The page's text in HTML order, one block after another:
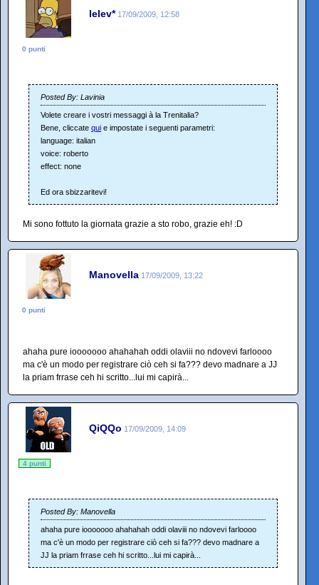
lelev* 17/09/2009, 12:58
0 punti
Posted By: Lavinia
Volete creare i vostri messaggi à la Trenitalia?
Bene, cliccate qui e impostate i seguenti parametri:
language: italian
voice: roberto
effect: none
Ed ora sbizzaritevi!
Mi sono fottuto la giornata grazie a sto robo, grazie eh! :D
Manovella 17/09/2009, 13:22
0 punti
ahaha pure iooooooo ahahahah oddi olaviii no ndovevi farloooo
ma c'è un modo per registrare ciò ceh si fa??? devo madnare a JJ
la priam frrase ceh hi scritto...lui mi capirà...
QiQQo 17/09/2009, 14:09
4 punti
Posted By: Manovella
ahaha pure iooooooo ahahahah oddi olaviii no ndovevi farloooo
ma c'è un modo per registrare ciò ceh si fa??? devo madnare a
JJ la priam frrase ceh hi scritto...lui mi capirà...